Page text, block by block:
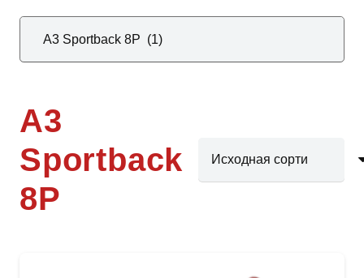
A3
Sportback
8P